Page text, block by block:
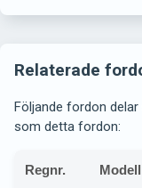
Relaterade
Följande fordon
som detta fordon:
Regnr. Modell